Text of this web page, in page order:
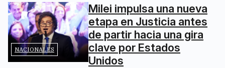
NACIONALES
Milei impulsa una nueva
etapa en Justicia antes
de partir hacia una gira
clave por Estados
Unidos